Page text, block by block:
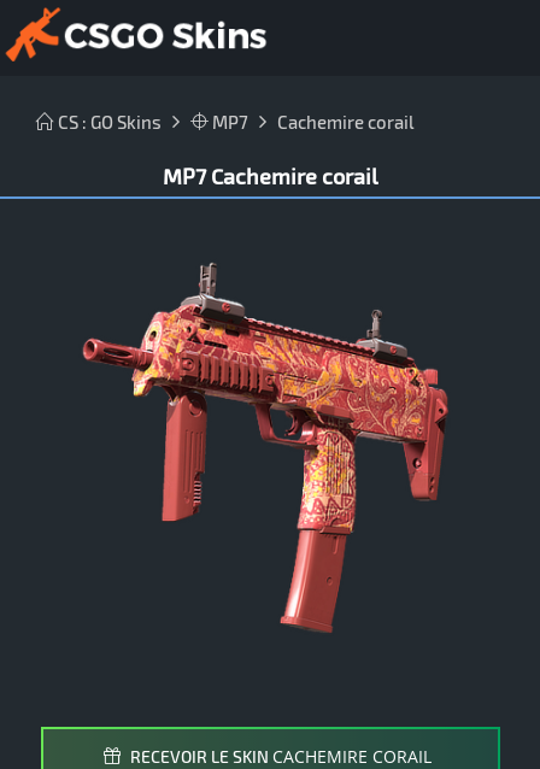
CS : GO Skins MP7 Cachemire corail
MP7 Cachemire corail
RECEVOIR LE SKIN CACHEMIRE CORAIL